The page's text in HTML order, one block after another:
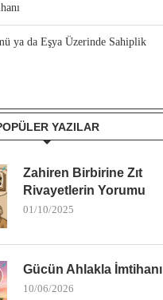
ya da Eşya Üzerinde Sahiplik
YAZILAR
Zahiren Birbirine Zıt
Rivayetlerin Yorumu
01/10/2025
Gücün Ahlakla İmtihanı
10/06/2026